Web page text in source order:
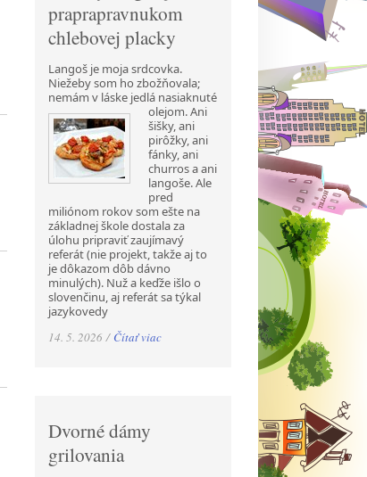
praprapravnukom
chlebovej placky
Langoš je moja srdcovka.
Niežeby som ho zbožňovala;
nemám v láske jedlá nasiaknuté
olejom. Ani
šišky, ani
pirôžky, ani
fánky, ani
churros a ani
langoše. Ale
pred
miliónom rokov som ešte na
základnej škole dostala za
úlohu pripraviť zaujímavý
referát (nie projekt, takže aj to
je dôkazom dôb dávno
minulých). Nuž a keďže išlo o
slovenčinu, aj referát sa týkal
jazykovedy
14. 5. 2026 / Čítať viac
Dvorné dámy
grilovania